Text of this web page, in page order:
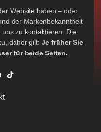
Website haben – oder
der Markenbekanntheit
zu kontaktieren. Die
daher gilt: Je früher Sie
für beide Seiten.